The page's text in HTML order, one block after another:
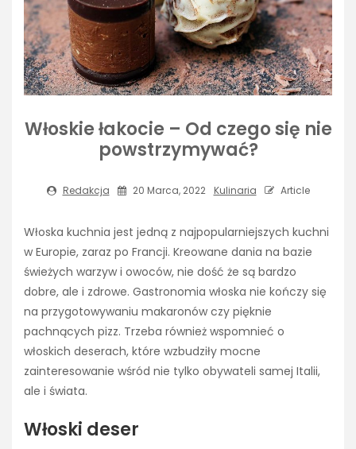
Włoskie łakocie – Od czego się nie
powstrzymywać?
Redakcja 20 Marca, 2022 Kulinaria Article
Włoska kuchnia jest jedną z najpopularniejszych kuchni
w Europie, zaraz po Francji. Kreowane dania na bazie
świeżych warzyw i owoców, nie dość że są bardzo
dobre, ale i zdrowe. Gastronomia włoska nie kończy się
na przygotowywaniu makaronów czy pięknie
pachnących pizz. Trzeba również wspomnieć o
włoskich deserach, które wzbudziły mocne
zainteresowanie wśród nie tylko obywateli samej Italii,
ale i świata.
Włoski deser